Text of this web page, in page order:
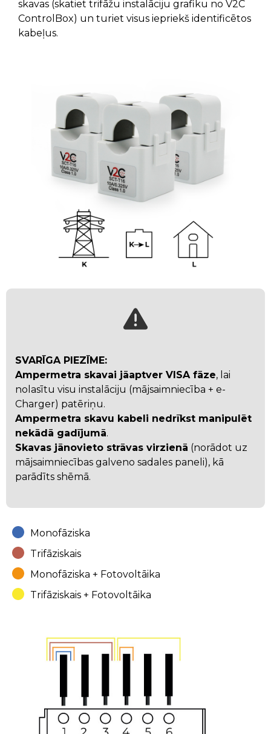
skavas (skatiet trifāžu instalāciju grafiku no V2C
ControlBox) un turiet visus iepriekš identificētos
kabeļus.
SVARĪGA PIEZĪME:
Ampermetra skavai jāaptver VISA fāze, lai
nolasītu visu instalāciju (mājsaimniecība + e-
Charger) patēriņu.
Ampermetra skavu kabeli nedrīkst manipulēt
nekādā gadījumā.
Skavas jānovieto strāvas virzienā (norādot uz
mājsaimniecības galveno sadales paneli), kā
parādīts shēmā.
Monofāziska
Trifāziskais
Monofāziska + Fotovoltāika
Trifāziskais + Fotovoltāika